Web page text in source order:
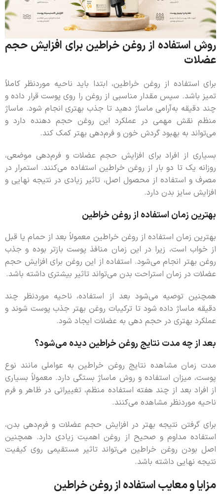
روش استفاده از روغن خراطین برای افزایش حجم
عضلات
برای استفاده از روغن خراطین، ابتدا باید ناحیه موردنظر کاملاً
تمیز باشد. سپس مقدار مناسبی از روغن را روی پوست قرار داده و
چند دقیقه به‌آرامی ماساژ دهید تا جذب بهتری انجام شود. ماساژ
منظم نقش مهمی در عملکرد این روغن حجم دهنده دارد و
می‌تواند به بهبود گردش خون و فرم‌دهی بهتر کمک کند.
بسیاری از افراد برای افزایش حجم عضلات و فرم‌دهی موضعی،
روزانه یک تا دو بار از روغن خراطین استفاده می‌کنند. استمرار در
مصرف و استفاده از محصول اصل، تاثیر زیادی در نتیجه نهایی و
افزایش سایز بدن دارد.
بهترین زمان استفاده از روغن خراطین
بهترین زمان استفاده از روغن خراطین معمولاً بعد از حمام یا قبل
از خواب است، زیرا در این زمان منافذ پوست بازتر بوده و جذب
روغن بهتر انجام می‌شود. استفاده از این روغن برای افزایش حجم
عضلات در زمان استراحت بدن می‌تواند تاثیر بیشتری داشته باشد.
همچنین توصیه می‌شود بعد از استفاده، ناحیه موردنظر چند
دقیقه ماساژ داده شود تا ترکیبات روغن بهتر جذب پوست شوند و
عملکرد بهتری در حجم دهی به عضلات ایجاد شود.
بعد از چه مدت نتایج روغن خراطین دیده می‌شود؟
مدت زمان مشاهده نتایج روغن خراطین به عواملی مانند نوع
پوست، میزان استفاده و روش ماساژ بستگی دارد. معمولاً بسیاری
از افراد بعد از چند هفته استفاده منظم، تغییراتی در ظاهر و فرم
ناحیه موردنظر مشاهده می‌کنند.
برای گرفتن نتیجه بهتر در افزایش حجم عضلات و فرم‌دهی بدن،
استفاده مداوم و صحیح از روغن اهمیت زیادی دارد. همچنین
اصل بودن روغن خراطین می‌تواند تاثیر مستقیمی روی کیفیت
نتیجه نهایی داشته باشد.
مزایا و معایب استفاده از روغن خراطین